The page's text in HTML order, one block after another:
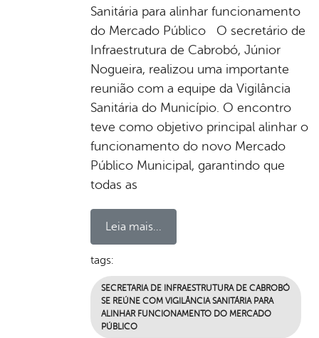
Sanitária para alinhar funcionamento
do Mercado Público O secretário de
Infraestrutura de Cabrobó, Júnior
Nogueira, realizou uma importante
reunião com a equipe da Vigilância
Sanitária do Município. O encontro
teve como objetivo principal alinhar o
funcionamento do novo Mercado
Público Municipal, garantindo que
todas as
Leia mais...
tags:
SECRETARIA DE INFRAESTRUTURA DE CABROBÓ
SE REÚNE COM VIGILÂNCIA SANITÁRIA PARA
ALINHAR FUNCIONAMENTO DO MERCADO
PÚBLICO